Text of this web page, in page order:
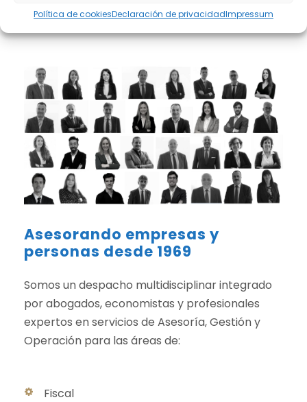
Política de cookiesDeclaración de privacidadImpressum
Asesorando empresas y
personas desde 1969
Somos un despacho multidisciplinar integrado
por abogados, economistas y profesionales
expertos en servicios de Asesoría, Gestión y
Operación para las áreas de:
Fiscal